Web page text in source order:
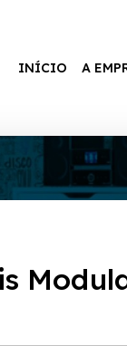
INÍCIO A